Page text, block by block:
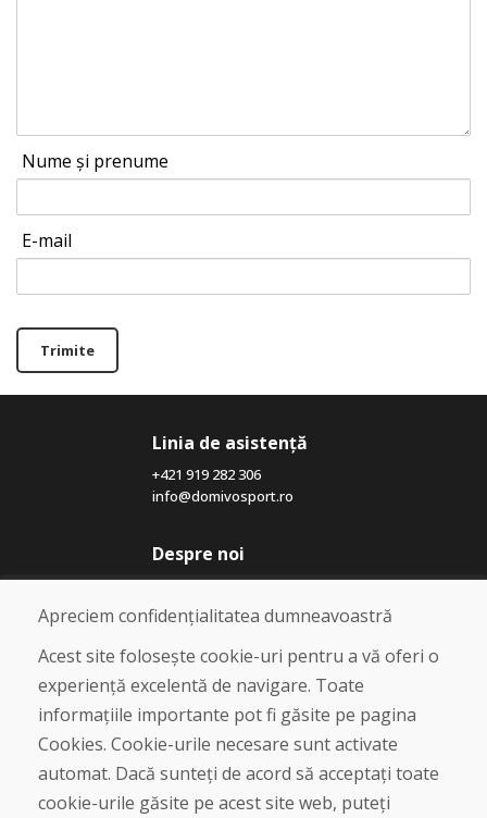
Nume și prenume
E-mail
Trimite
Linia de asistență
+421 919 282 306
info@domivosport.ro
Despre noi
Blog
Despre noi
Magazin
Contact
Cumpărare
Magazin online
Livrare și plată
Plângere
Apreciem confidențialitatea dumneavoastră
Acest site folosește cookie-uri pentru a vă oferi o
experiență excelentă de navigare. Toate
informațiile importante pot fi găsite pe pagina
Cookies. Cookie-urile necesare sunt activate
automat. Dacă sunteți de acord să acceptați toate
cookie-urile găsite pe acest site web, puteți